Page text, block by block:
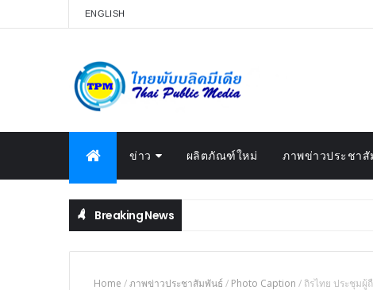
ENGLISH
ข่าว ผลิตภัณฑ์ใหม่ ภาพข่าวประชา
Breaking News
Home /ภาพข่าวประชาสัมพันธ์ / Photo Caption / ถิรไทย ประชุมผู้